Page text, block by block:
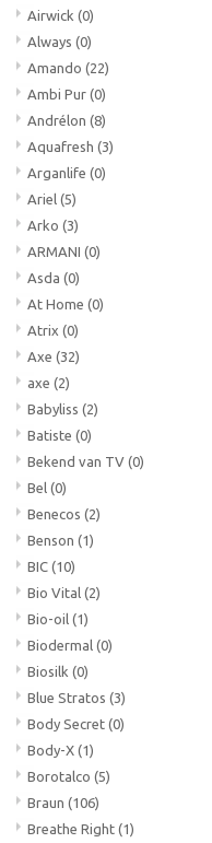
Airwick (0)
Always (0)
Amando (22)
Ambi Pur (0)
Andrélon (8)
Aquafresh (3)
Arganlife (0)
Ariel (5)
Arko (3)
ARMANI (0)
Asda (0)
At Home (0)
Atrix (0)
Axe (32)
axe (2)
Babyliss (2)
Batiste (0)
Bekend van TV (0)
Bel (0)
Benecos (2)
Benson (1)
BIC (10)
Bio Vital (2)
Bio-oil (1)
Biodermal (0)
Biosilk (0)
Blue Stratos (3)
Body Secret (0)
Body-X (1)
Borotalco (5)
Braun (106)
Breathe Right (1)